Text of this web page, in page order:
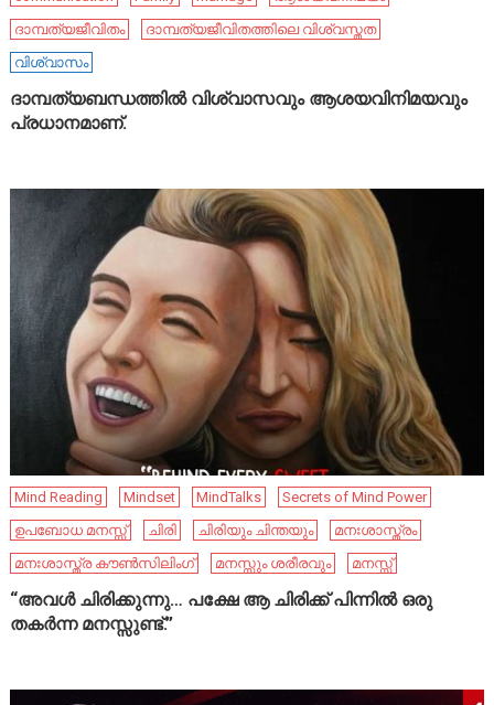
ദാമ്പത്യജീവിതം
ദാമ്പത്യജീവിതത്തിലെ വിശ്വസ്തത
വിശ്വാസം
ദാമ്പത്യബന്ധത്തിൽ വിശ്വാസവും ആശയവിനിമയവും
പ്രധാനമാണ്.
Mind Reading Mindset MindTalks
Secrets of Mind Power
ഉപബോധ മനസ്സ്
ചിരി ചിരിയും ചിന്തയും
മനഃശാസ്ത്രം
മനഃശാസ്ത്ര കൗൺസിലിംഗ്
മനസ്സും ശരീരവും മനസ്സ്
“അവൾ ചിരിക്കുന്നു… പക്ഷേ ആ ചിരിക്ക് പിന്നിൽ ഒരു
തകർന്ന മനസ്സുണ്ട്.”